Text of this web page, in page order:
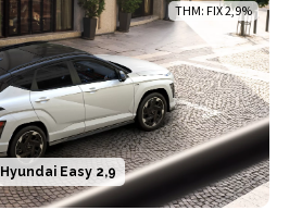
THM: FIX 2,9%
Hyundai Easy 2,9